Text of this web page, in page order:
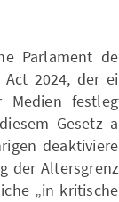
Parlament
2024, der
Gesetz
der
„in